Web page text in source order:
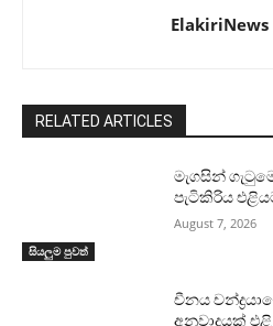
RELATED ARTICLES
සියලුම පුවත්
මැගසින්
පැටිකිරිය
August 7, 2026
චීනය
අනුවාදයක්